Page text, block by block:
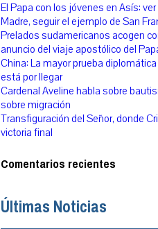
El Papa con los jóvenes en Asís:
Madre, seguir el ejemplo de San
Prelados sudamericanos acogen
anuncio del viaje apostólico del
China: La mayor prueba
está por llegar
Cardenal Aveline habla sobre
sobre migración
Transfiguración del Señor, donde
victoria final
Comentarios recientes
Últimas Noticias